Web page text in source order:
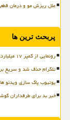
علل ریزش مو و درمان
پربحث ترین ها
رونمایی از کمپر ۱۷ میلیاردی نیسان با یک توانایی جذاب
تلگرام حذف شد و سریع
یوتیوب پاک سازی ویدئو
خبر بد برای طرفداران